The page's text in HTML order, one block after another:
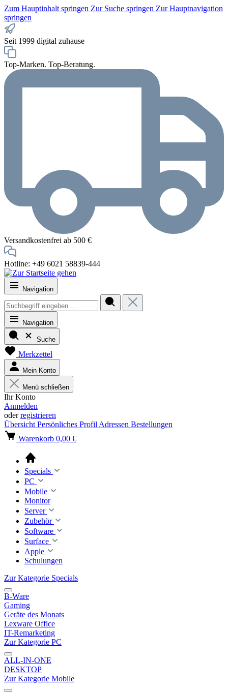
Zum Hauptinhalt springen Zur Suche springen Zur Hauptnavigation
springen
Seit 1999 digital zuhause
Top-Marken. Top-Beratung.
Versandkostenfrei ab 500 €
Hotline: +49 6021 58839-444
Navigation
Navigation
Suche
Merkzettel
Mein Konto
Menü schließen
Ihr Konto
Anmelden
oderregistrieren
Übersicht Persönliches Profil Adressen Bestellungen
Warenkorb 0,00 €
Specials
PC
Mobile
Monitor
Server
Zubehör
Software
Surface
Apple
Schulungen
Zur Kategorie Specials
B-Ware
Gaming
Geräte des Monats
Lexware Office
IT-Remarketing
Zur Kategorie PC
ALL-IN-ONE
DESKTOP
Zur Kategorie Mobile